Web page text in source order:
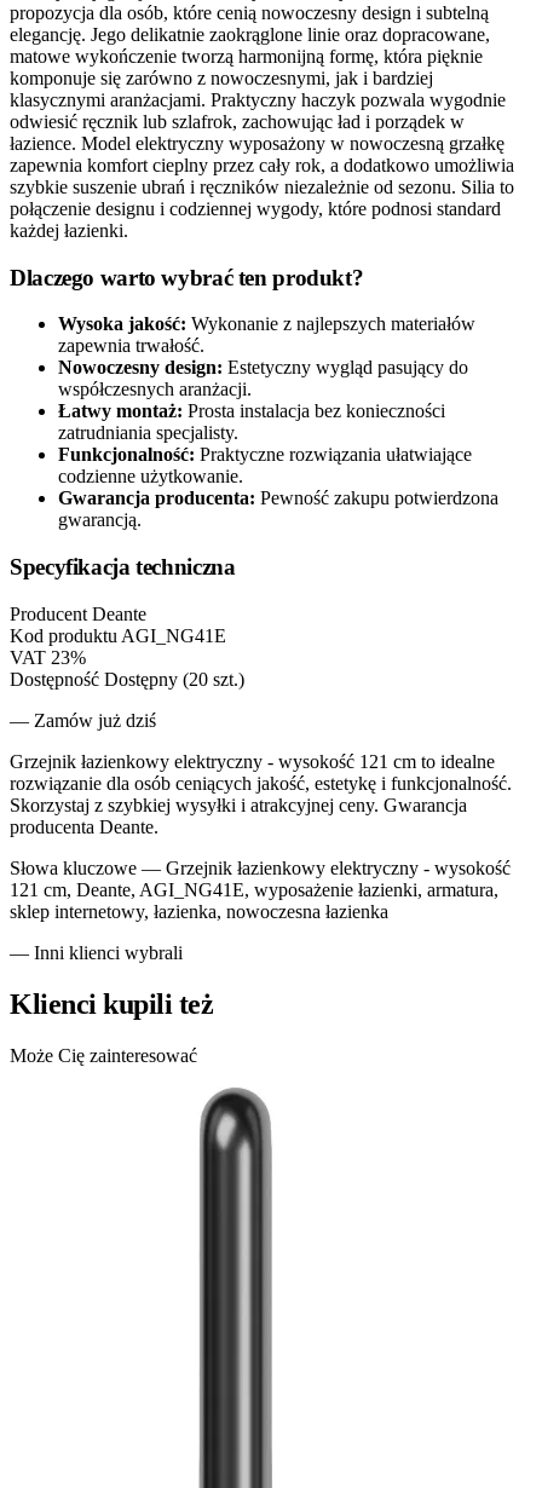
propozycja dla osób, które cenią nowoczesny design i subtelną
elegancję. Jego delikatnie zaokrąglone linie oraz dopracowane,
matowe wykończenie tworzą harmonijną formę, która pięknie
komponuje się zarówno z nowoczesnymi, jak i bardziej
klasycznymi aranżacjami. Praktyczny haczyk pozwala wygodnie
odwiesić ręcznik lub szlafrok, zachowując ład i porządek w
łazience. Model elektryczny wyposażony w nowoczesną grzałkę
zapewnia komfort cieplny przez cały rok, a dodatkowo umożliwia
szybkie suszenie ubrań i ręczników niezależnie od sezonu. Silia to
połączenie designu i codziennej wygody, które podnosi standard
każdej łazienki.
Dlaczego warto wybrać ten produkt?
Wysoka jakość: Wykonanie z najlepszych materiałów
zapewnia trwałość.
Nowoczesny design: Estetyczny wygląd pasujący do
współczesnych aranżacji.
Łatwy montaż: Prosta instalacja bez konieczności
zatrudniania specjalisty.
Funkcjonalność: Praktyczne rozwiązania ułatwiające
codzienne użytkowanie.
Gwarancja producenta: Pewność zakupu potwierdzona
gwarancją.
Specyfikacja techniczna
Producent Deante
Kod produktu AGI_NG41E
VAT 23%
Dostępność Dostępny (20 szt.)
— Zamów już dziś
Grzejnik łazienkowy elektryczny - wysokość 121 cm to idealne
rozwiązanie dla osób ceniących jakość, estetykę i funkcjonalność.
Skorzystaj z szybkiej wysyłki i atrakcyjnej ceny. Gwarancja
producenta Deante.
Słowa kluczowe — Grzejnik łazienkowy elektryczny - wysokość
121 cm, Deante, AGI_NG41E, wyposażenie łazienki, armatura,
sklep internetowy, łazienka, nowoczesna łazienka
— Inni klienci wybrali
Klienci kupili też
Może Cię zainteresować